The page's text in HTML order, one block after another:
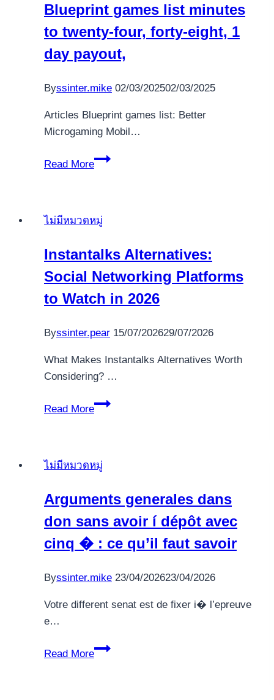
de
jeux
en
françaises
Blueprint games list minutes
to twenty-four, forty-eight, 1
day payout,
Byssinter.mike 02/03/202502/03/2025
Articles Blueprint games list: Better
Microgaming Mobil…
Read More
immediate
full
games
list
minutes
to
four,
forty-
eight,
day
ไม่มีหมวดหมู่
Instantalks Alternatives:
Social Networking Platforms
to Watch in 2026
Byssinter.pear 15/07/202629/07/2026
What Makes Instantalks Alternatives Worth
Considering? …
Read More
Instantalks
Platforms
Watch
in
ไม่มีหมวดหมู่
Arguments generales dans
don sans avoir í dépôt avec
cinq � : ce qu’il faut savoir
Byssinter.mike 23/04/202623/04/2026
Votre different senat est de fixer i� l’epreuve
e…
Read More
Arguments